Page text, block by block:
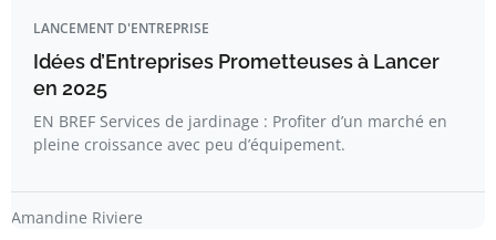
LANCEMENT D'ENTREPRISE
Idées d’Entreprises Prometteuses à Lancer
en 2025
EN BREF Services de jardinage : Profiter d’un marché en
pleine croissance avec peu d’équipement.
Amandine Riviere